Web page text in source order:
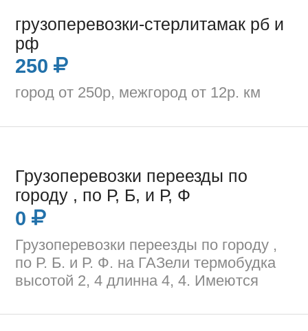
грузоперевозки-стерлитамак рб и
рф
250
город от 250р, межгород от 12р. км
Грузоперевозки переезды по
городу , по Р, Б, и Р, Ф
0
Грузоперевозки переезды по городу ,
по Р. Б. и Р. Ф. на ГАЗели термобудка
высотой 2, 4 длинна 4, 4. Имеются